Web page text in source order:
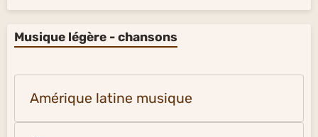
Musique légère - chansons
Amérique latine musique